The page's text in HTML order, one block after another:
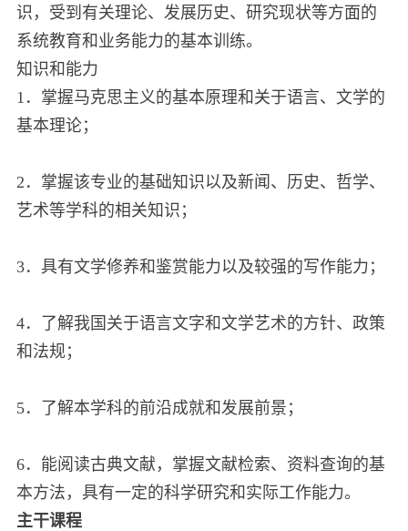
识，受到有关理论、发展历史、研究现状等方面的
系统教育和业务能力的基本训练。
知识和能力
1．掌握马克思主义的基本原理和关于语言、文学的
基本理论；
2．掌握该专业的基础知识以及新闻、历史、哲学、
艺术等学科的相关知识；
3．具有文学修养和鉴赏能力以及较强的写作能力；
4．了解我国关于语言文字和文学艺术的方针、政策
和法规；
5．了解本学科的前沿成就和发展前景；
6．能阅读古典文献，掌握文献检索、资料查询的基
本方法，具有一定的科学研究和实际工作能力。
主干课程